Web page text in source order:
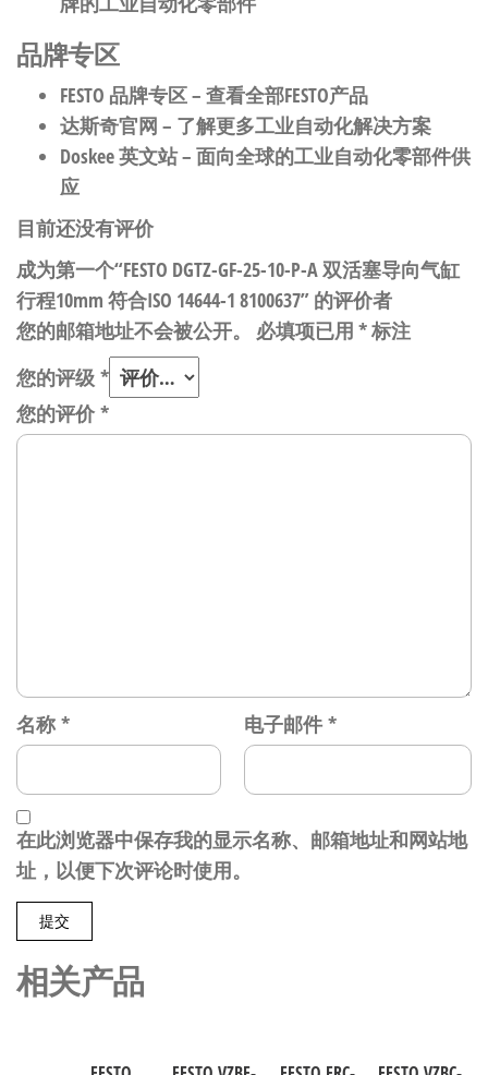
品牌专区
FESTO 品牌专区– 查看全部FESTO产品
达斯奇官网 – 了解更多工业自动化解决方案
Doskee 英文站– 面向全球的工业自动化零部件供
应
目前还没有评价
成为第一个“FESTO DGTZ-GF-25-10-P-A 双活塞导向气缸
行程10mm 符合ISO 14644-1 8100637” 的评价者
您的邮箱地址不会被公开。
必填项已用 *标注
您的评级 *
您的评价*
名称 * 电子邮件 *
在此浏览器中保存我的显示名称、邮箱地址和网站地
址，以便下次评论时使用。
相关产品